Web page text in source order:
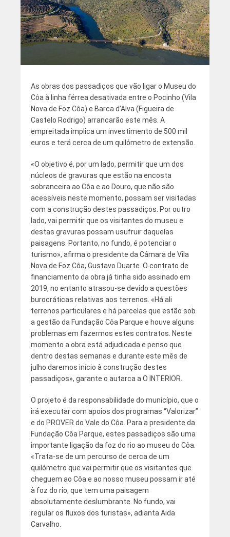
As obras dos passadiços que vão ligar o Museu do
Côa à linha férrea desativada entre o Pocinho (Vila
Nova de Foz Côa) e Barca d’Alva (Figueira de
Castelo Rodrigo) arrancarão este mês. A
empreitada implica um investimento de 500 mil
euros e terá cerca de um quilómetro de extensão.
«O objetivo é, por um lado, permitir que um dos
núcleos de gravuras que estão na encosta
sobranceira ao Côa e ao Douro, que não são
acessíveis neste momento, possam ser visitadas
com a construção destes passadiços. Por outro
lado, vai permitir que os visitantes do museu e
destas gravuras possam usufruir daquelas
paisagens. Portanto, no fundo, é potenciar o
turismo», afirma o presidente da Câmara de Vila
Nova de Foz Côa, Gustavo Duarte. O contrato de
financiamento da obra já tinha sido assinado em
2019, no entanto atrasou-se devido a questões
burocráticas relativas aos terrenos. «Há ali
terrenos particulares e há parcelas que estão sob
a gestão da Fundação Côa Parque e houve alguns
problemas em fazermos estes contratos. Neste
momento a obra está adjudicada e penso que
dentro destas semanas e durante este mês de
julho daremos início à construção destes
passadiços», garante o autarca a O INTERIOR.
O projeto é da responsabilidade do município, que o
irá executar com apoios dos programas “Valorizar”
e do PROVER do Vale do Côa. Para a presidente da
Fundação Côa Parque, estes passadiços são uma
importante ligação da foz do rio ao museu do Côa.
«Trata-se de um percurso de cerca de um
quilómetro que vai permitir que os visitantes que
cheguem ao Côa e ao nosso museu possam ir até
à foz do rio, que tem uma paisagem
absolutamente deslumbrante. No fundo, vai
regular os fluxos dos turistas», adianta Aida
Carvalho.